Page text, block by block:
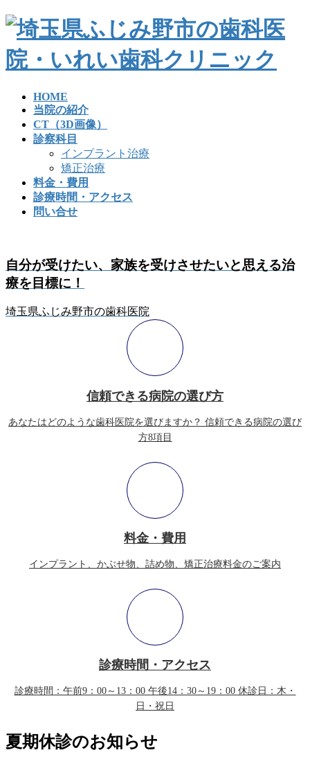
コ
テ
ン
ナ
ゲ
ー
HOME
当院の紹介
CT（3D画像）
診察科目
インプラント治療
矯正治療
料金・費用
診療時間・アクセス
問い合せ
自分が受けたい、家族を受けさせたいと思える治
療を目標に！
埼玉県ふじみ野市の歯科医院
信頼できる病院の選び方
あなたはどのような歯科医院を選びますか？ 信頼できる病院の選び
方8項目
料金・費用
インプラント、かぶせ物、詰め物、矯正治療料金のご案内
診療時間・アクセス
診療時間：午前9：00～13：00 午後14：30～19：00 休診日：木・
日・祝日
夏期休診のお知らせ